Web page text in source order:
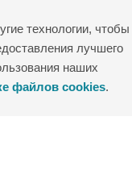
технологии, чтобы
лучшего
наших
файлов cookies.